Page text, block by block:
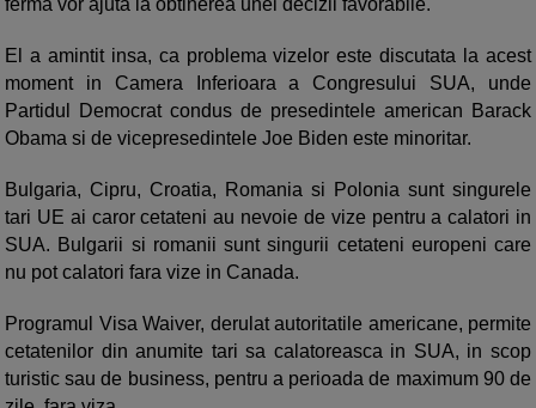
ferma vor ajuta la obtinerea unei decizii favorabile.
El a amintit insa, ca problema vizelor este discutata la acest
moment in Camera Inferioara a Congresului SUA, unde
Partidul Democrat condus de presedintele american Barack
Obama si de vicepresedintele Joe Biden este minoritar.
Bulgaria, Cipru, Croatia, Romania si Polonia sunt singurele
tari UE ai caror cetateni au nevoie de vize pentru a calatori in
SUA. Bulgarii si romanii sunt singurii cetateni europeni care
nu pot calatori fara vize in Canada.
Programul Visa Waiver, derulat autoritatile americane, permite
cetatenilor din anumite tari sa calatoreasca in SUA, in scop
turistic sau de business, pentru a perioada de maximum 90 de